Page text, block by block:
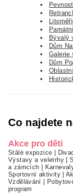
Bývalý
Dům
Galerie
Dům
Co najdete
Akce pro děti
Stálé expozice
Výstavy a veletrhy|
a zámcích
Sportovní aktivity|
Vzdělávání
program